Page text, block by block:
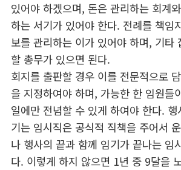
있어야 하겠으며, 돈은 관리하는 회계
하는 서기가 있어야 한다. 전례를 책임
보를 관리하는 이가 있어야 하며, 기타
할 총무가 있으면 된다.
회지를 출판할 경우 이를 전문적으로
을 지정하여야 하며, 가능한 한 임원들
일에만 전념할 수 있게 하여야 한다. 행
기는 임시직은 공식적 직책을 주어서
나 행사의 끝과 함께 임기가 끝나는 임
다. 이렇게 하지 않으면 1년 중 9달을